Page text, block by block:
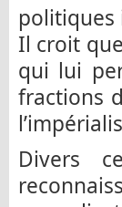
politiques
Il croit
qui lui
fractions
Divers